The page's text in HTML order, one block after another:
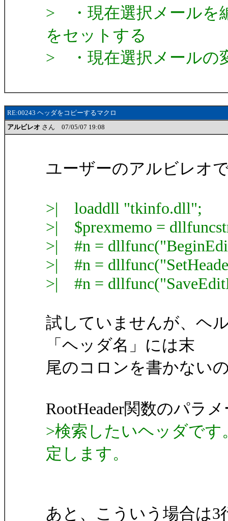
> ・現在選択メールを
をセットする
> ・現在選択メールの
RE:00243 ヘッダをコピーするマクロ
アルビレオ さん 07/05/07 19:08
ユーザーのアルビレオ
>| loaddll "tkinfo.dll";
>| $prexmemo =
>| #n =
>| #n =
>| #n =
試していませんが、ヘ
「ヘッダ名」には末
尾のコロンを書かない
RootHeader関数のパラ
>検索したいヘッダです
定します。
あと、こういう場合は3